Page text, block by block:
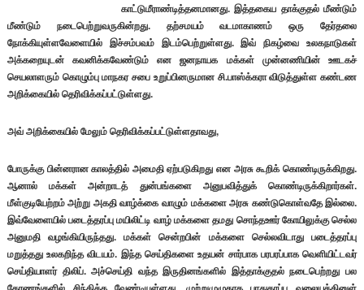
காட்டுமீராண்டித்தனமானது. இத்தகைய தாக்குதல் மீண்டும்
மீண்டும் நடைபெற்றுவருகின்றது. தற்சமயம் வடமாகாணம் ஒரு தேர்தலை
நோக்கியுள்ளவேளையில் இச்சம்பவம் இடம்பெற்றுள்ளது. இவ் நிகழ்வை உலகநாடுகள்
அக்கறையுடன் கவனிக்கவேண்டும் என ஜனநாயக மக்கள் முன்னணியின் ஊடகச்
செயலாளரும் கொழும்பு மாநகர சபை உறுப்பினருமான சி.பாஸ்க்கரா விடுத்துள்ள கண்டண
அறிக்கையில் தெரிவிக்கப்பட்டுள்ளது.
அவ் அறிக்கையில் மேலும் தெரிவிக்கப்பட்டுள்ளதாவது,
போருக்கு பின்னரான காலத்தில் அமைதி ஏற்படுகிறது என அரசு கூறிக் கொண்டிருக்கிறது.
ஆனால் மக்கள் அன்றாடத் துன்பங்களை அனுபவித்துக் கொண்டிருக்கிறார்கள்.
மீள்குடியேற்றம் அற்று அகதி வாழ்க்கை வாழும் மக்களை அரசு கண்டுகொள்வதே இல்லை.
இவ்வேளையில் படைத்தரப்பு மயிலிட்டி வாழ் மக்களை தமது சொந்தஊர் கோயிலுக்கு செல்ல
அனுமதி வழங்கியிருந்தது. மக்கள் சென்றபின் மக்களை செல்லவிடாது படைத்தரப்பு
மறுத்தது உலகறிந்த விடயம். இந்த செய்திகளை உதயன் சார்பாக பரபரப்பாக வெளியிட்டவர்
செய்தியாளர் திலிப். அச்செய்தி வந்த இருதினங்களில் இத்தாக்குதல் நடைபெற்றது பல